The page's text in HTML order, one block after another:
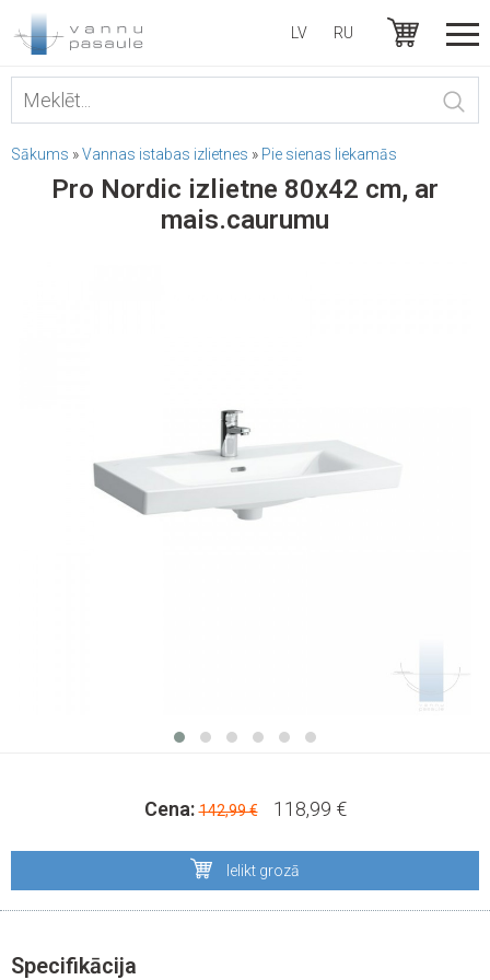
LV RU
Sākums »Vannas istabas izlietnes » Pie sienas liekamās
Pro Nordic izlietne 80x42 cm, ar
mais.caurumu
Cena:142,99 € 118,99 €
Ielikt grozā
Specifikācija